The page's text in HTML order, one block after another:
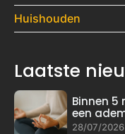
Huishouden
Laatste
Binnen
een
28/07/2026